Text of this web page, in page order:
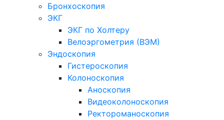
Бронхоскопия
ЭКГ
ЭКГ по Холтеру
Велоэргометрия (ВЭМ)
Эндоскопия
Гистероскопия
Колоноскопия
Аноскопия
Видеоколоноскопия
Ректороманоскопия